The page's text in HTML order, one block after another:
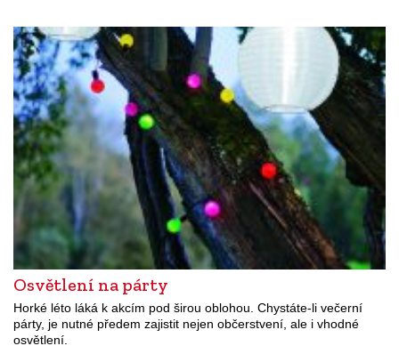
Osvětlení na párty
Horké léto láká k akcím pod širou oblohou. Chystáte-li večerní
párty, je nutné předem zajistit nejen občerstvení, ale i vhodné
osvětlení.